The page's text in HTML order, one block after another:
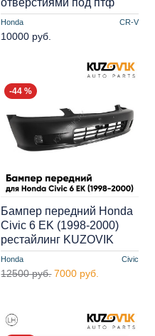
Honda CR-V
отверстиями под птф
10000 руб.
-44 %
Honda Civic
Бампер передний Honda
Civic 6 EK (1998-2000)
рестайлинг KUZOVIK
12500 руб. 7000 руб.